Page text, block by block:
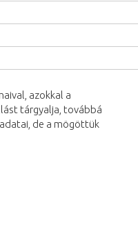
azokkal a
tárgyalja, továbbá
de a mögöttük